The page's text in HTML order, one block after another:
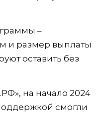
–
и размер выплаты
оставить без
на начало 2024
смогли